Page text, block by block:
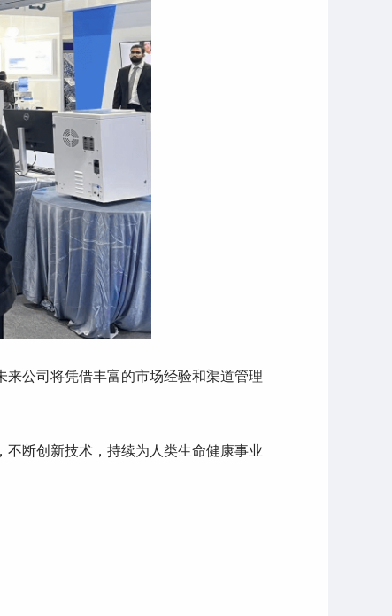
公司将凭借丰富的市场经验和渠道管理
断创新技术，持续为人类生命健康事业